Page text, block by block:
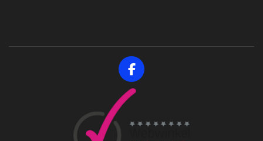
F
a
c
b